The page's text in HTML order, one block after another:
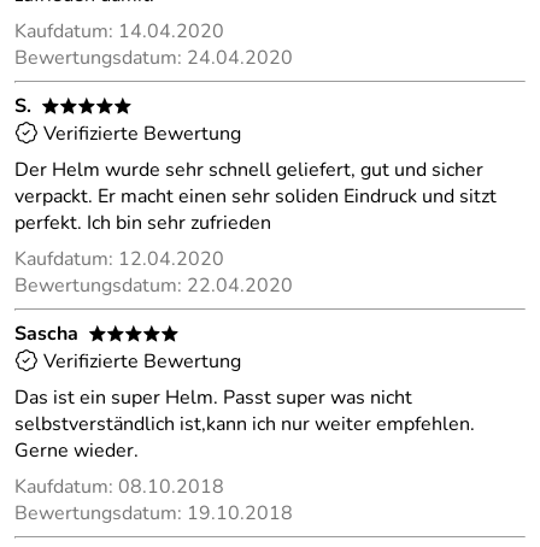
Kaufdatum: 14.04.2020
Bewertungsdatum: 24.04.2020
S.
*****
Verifizierte Bewertung
Der Helm wurde sehr schnell geliefert, gut und sicher
verpackt. Er macht einen sehr soliden Eindruck und sitzt
perfekt. Ich bin sehr zufrieden
Kaufdatum: 12.04.2020
Bewertungsdatum: 22.04.2020
Sascha
*****
Verifizierte Bewertung
Das ist ein super Helm. Passt super was nicht
selbstverständlich ist,kann ich nur weiter empfehlen.
Gerne wieder.
Kaufdatum: 08.10.2018
Bewertungsdatum: 19.10.2018